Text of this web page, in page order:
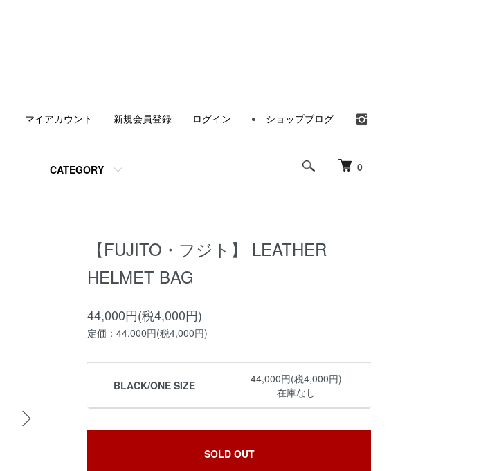
0
CATEGORY
マイアカウント 新規会員登録 ログイン ショップブログ
【FUJITO・フジト】 LEATHER
HELMET BAG
44,000円(税4,000円)
定価：44,000円(税4,000円)
BLACK/ONE SIZE
44,000円(税4,000円)
在庫なし
SOLD OUT